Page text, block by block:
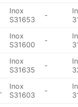
Inox
S31653
-
Inox
S31600
-
Inox
S31635
-
Inox
S31603
-